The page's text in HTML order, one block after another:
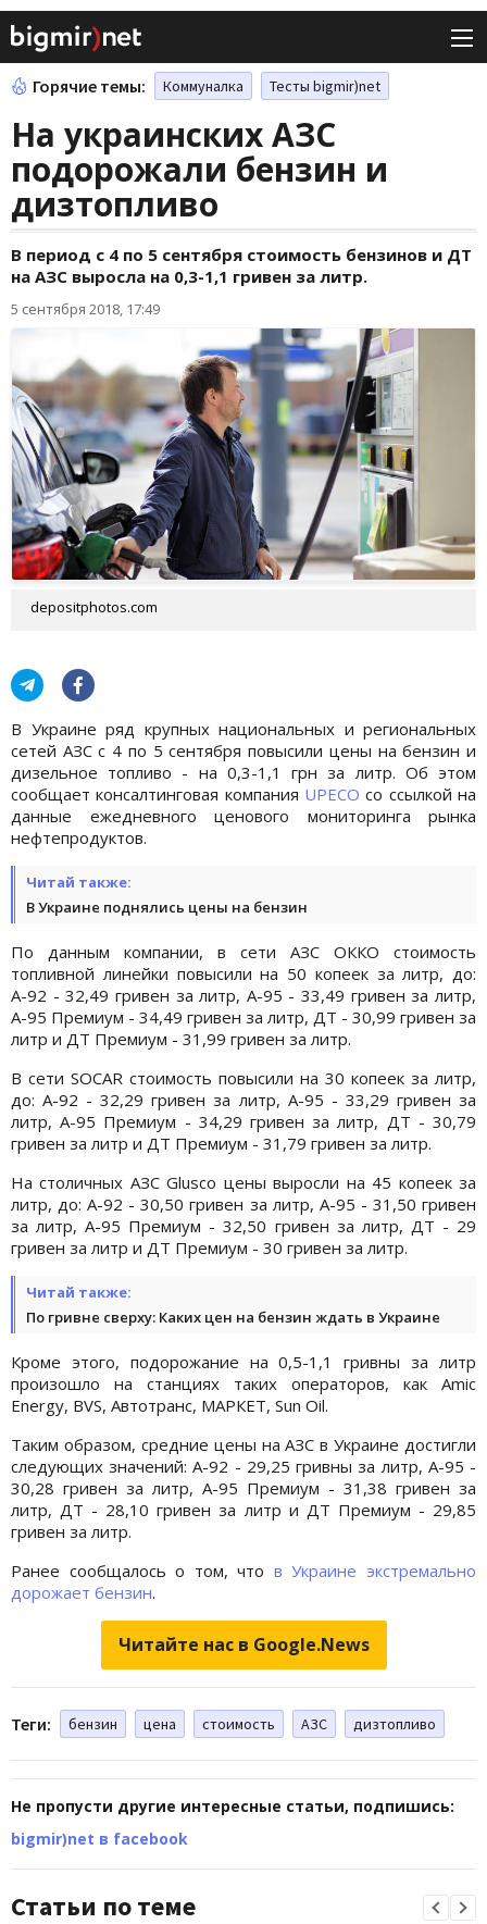
Горячие темы: Коммуналка Тесты bigmir)net
На украинских АЗС
подорожали бензин и
дизтопливо
В период с 4 по 5 сентября стоимость бензинов и ДТ
на АЗС выросла на 0,3-1,1 гривен за литр.
5 сентября 2018, 17:49
depositphotos.com
В Украине ряд крупных национальных и региональных
сетей АЗС с 4 по 5 сентября повысили цены на бензин и
дизельное топливо - на 0,3-1,1 грн за литр. Об этом
сообщает консалтинговая компания UPECO со ссылкой на
данные ежедневного ценового мониторинга рынка
нефтепродуктов.
Читай также:
В Украине поднялись цены на бензин
По данным компании, в сети АЗС ОККО стоимость
топливной линейки повысили на 50 копеек за литр, до:
А-92 - 32,49 гривен за литр, А-95 - 33,49 гривен за литр,
А-95 Премиум - 34,49 гривен за литр, ДТ - 30,99 гривен за
литр и ДТ Премиум - 31,99 гривен за литр.
В сети SOCAR стоимость повысили на 30 копеек за литр,
до: А-92 - 32,29 гривен за литр, А-95 - 33,29 гривен за
литр, А-95 Премиум - 34,29 гривен за литр, ДТ - 30,79
гривен за литр и ДТ Премиум - 31,79 гривен за литр.
На столичных АЗС Glusco цены выросли на 45 копеек за
литр, до: А-92 - 30,50 гривен за литр, А-95 - 31,50 гривен
за литр, А-95 Премиум - 32,50 гривен за литр, ДТ - 29
гривен за литр и ДТ Премиум - 30 гривен за литр.
Читай также:
По гривне сверху: Каких цен на бензин ждать в Украине
Кроме этого, подорожание на 0,5-1,1 гривны за литр
произошло на станциях таких операторов, как Amic
Energy, BVS, Автотранс, МАРКЕТ, Sun Oil.
Таким образом, средние цены на АЗС в Украине достигли
следующих значений: А-92 - 29,25 гривны за литр, А-95 -
30,28 гривен за литр, А-95 Премиум - 31,38 гривен за
литр, ДТ - 28,10 гривен за литр и ДТ Премиум - 29,85
гривен за литр.
Ранее сообщалось о том, что в Украине экстремально
дорожает бензин.
Читайте нас в Google.News
Теги: бензин цена стоимость АЗС дизтопливо
Не пропусти другие интересные статьи, подпишись:
bigmir)net в facebook
Статьи по теме